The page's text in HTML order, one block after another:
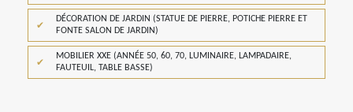
DÉCORATION DE JARDIN (STATUE DE PIERRE, POTICHE PIERRE ET
FONTE SALON DE JARDIN)
MOBILIER XXE (ANNÉE 50, 60, 70, LUMINAIRE, LAMPADAIRE,
FAUTEUIL, TABLE BASSE)